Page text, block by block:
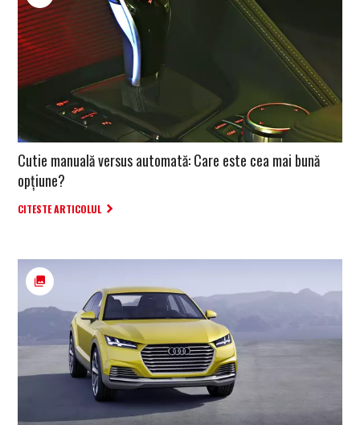
Cutie manuală versus automată: Care este cea mai bună
opțiune?
CITESTE ARTICOLUL